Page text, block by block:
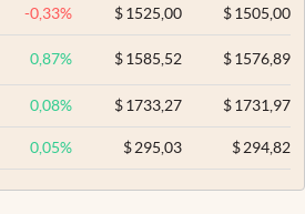
-0,33% $ 1525,00 $1505,00
0,87% $ 1585,52 $1576,89
0,08% $ 1733,27 $1731,97
0,05% $ 295,03 $294,82